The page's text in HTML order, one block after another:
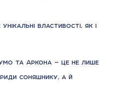
властивості, як і
та Аркона — це не лише
соняшнику, а й